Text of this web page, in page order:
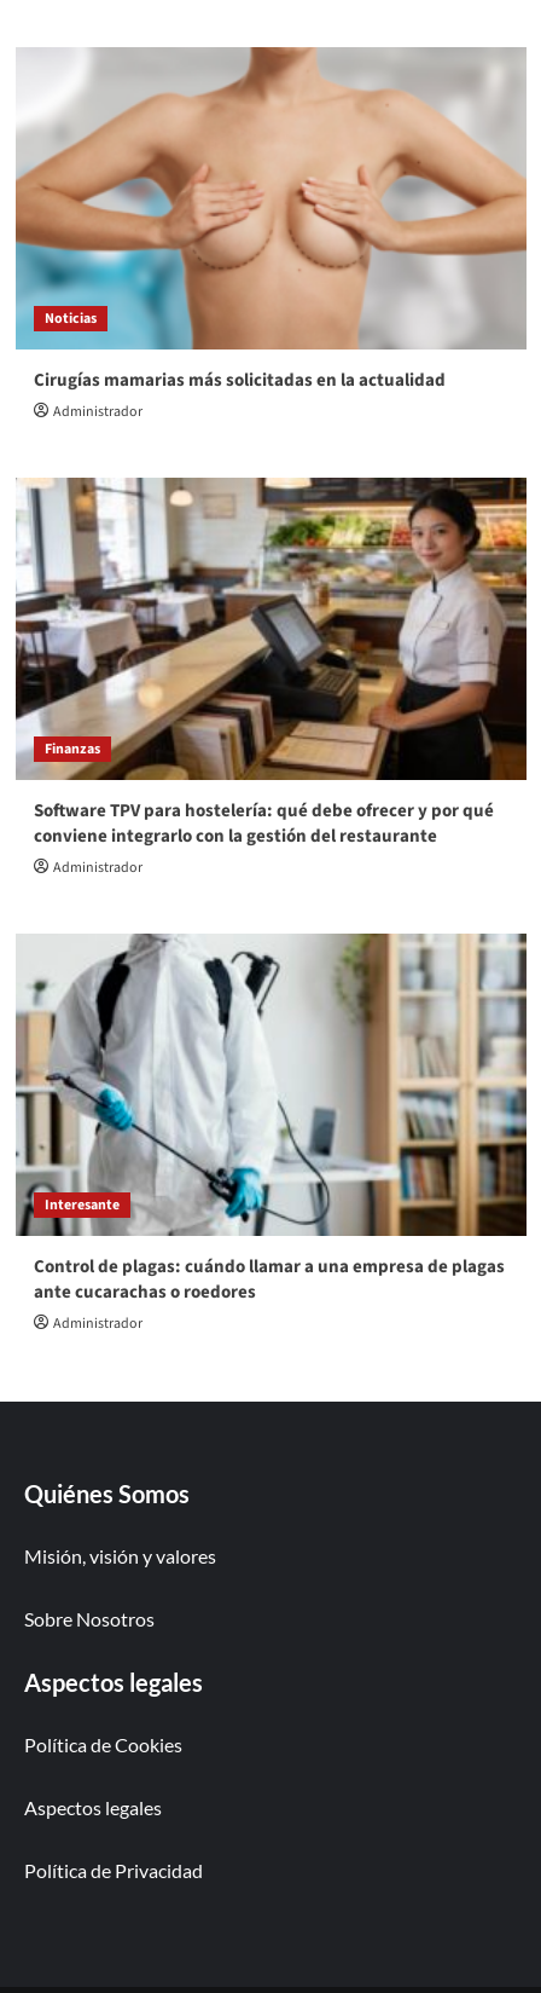
Noticias
Cirugías mamarias más solicitadas en la actualidad
Administrador
Finanzas
Software TPV para hostelería: qué debe ofrecer y por qué
conviene integrarlo con la gestión del restaurante
Administrador
Interesante
Control de plagas: cuándo llamar a una empresa de plagas
ante cucarachas o roedores
Administrador
Quiénes Somos
Misión, visión y valores
Sobre Nosotros
Aspectos legales
Política de Cookies
Aspectos legales
Política de Privacidad